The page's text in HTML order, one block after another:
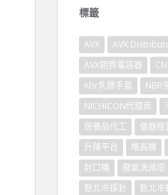
標籤
AVX AVX
AVX鉭質電容器
nbr乳膠手套
NBR
NICHICON代理商
保養品代工
儀器租
升降平台
堆高機
封口機
廢氣洗滌塔
新北市探針
新北市